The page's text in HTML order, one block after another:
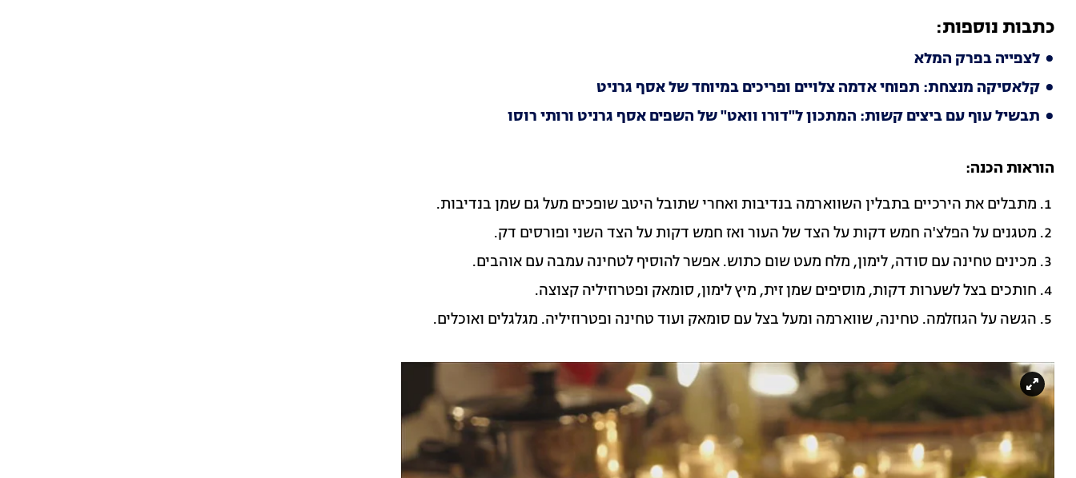
כתבות נוספות:
לצפייה בפרק המלא
קלאסיקה מנצחת: תפוחי אדמה צלויים ופריכים במיוחד של אסף גרניט
תבשיל עוף עם ביצים קשות: המתכון ל"דורו וואט" של השפים אסף גרניט ורותי רוסו
הוראות הכנה:
מתבלים את הירכיים בתבלין השווארמה בנדיבות ואחרי שתובל היטב שופכים מעל גם שמן בנדיבות.
מטגנים על הפלצ'ה חמש דקות על הצד של העור ואז חמש דקות על הצד השני ופורסים דק.
מכינים טחינה עם סודה, לימון, מלח מעט שום כתוש. אפשר להוסיף לטחינה עמבה עם אוהבים.
חותכים בצל לשערות דקות, מוסיפים שמן זית, מיץ לימון, סומאק ופטרוזיליה קצוצה.
הגשה על הגוזלמה. טחינה, שווארמה ומעל בצל עם סומאק ועוד טחינה ופטרוזיליה. מגלגלים ואוכלים.